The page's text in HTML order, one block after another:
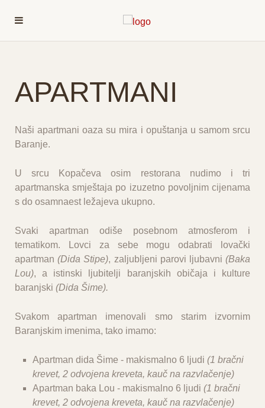
APARTMANI
Naši apartmani oaza su mira i opuštanja u samom srcu
Baranje.
U srcu Kopačeva osim restorana nudimo i tri
apartmanska smještaja po izuzetno povoljnim cijenama
s do osamnaest ležajeva ukupno.
Svaki apartman odiše posebnom atmosferom i
tematikom. Lovci za sebe mogu odabrati lovački
apartman(Dida Stipe), zaljubljeni parovi ljubavni(Baka
Lou), a istinski ljubitelji baranjskih običaja i kulture
baranjski (Dida Šime).
Svakom apartman imenovali smo starim izvornim
Baranjskim imenima, tako imamo:
Apartman dida Šime - makismalno 6 ljudi (1 bračni
krevet, 2 odvojena kreveta, kauč na razvlačenje)
Apartman baka Lou - makismalno 6 ljudi (1 bračni
krevet, 2 odvojena kreveta, kauč na razvlačenje)